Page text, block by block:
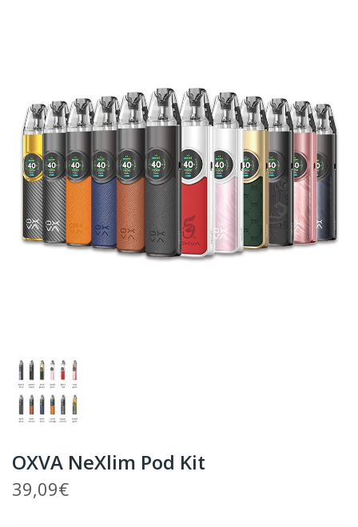
OXVA NeXlim Pod Kit
39,09€